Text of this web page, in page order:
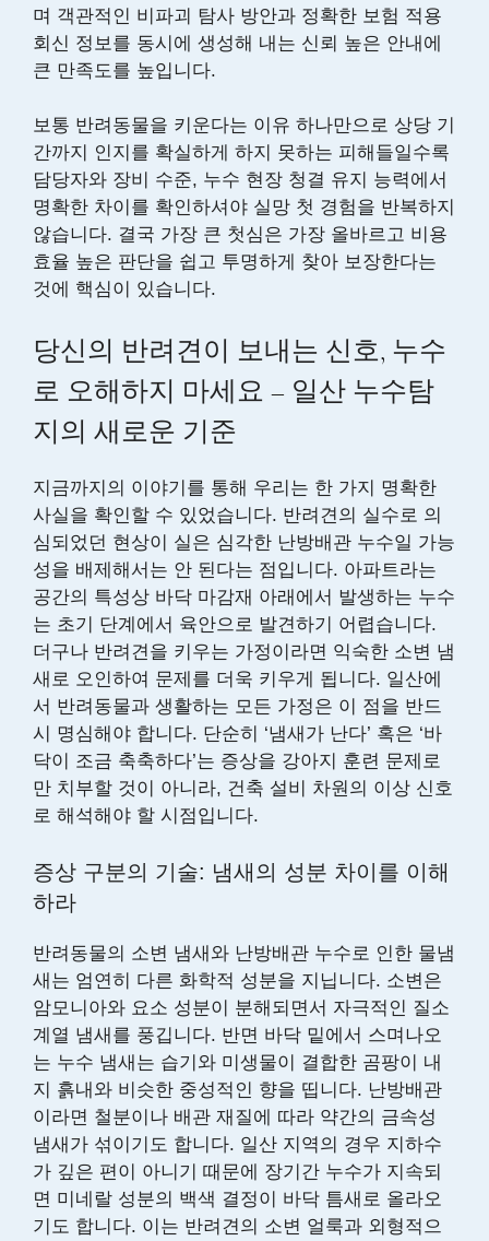
며 객관적인 비파괴 탐사 방안과 정확한 보험 적용
회신 정보를 동시에 생성해 내는 신뢰 높은 안내에
큰 만족도를 높입니다.
보통 반려동물을 키운다는 이유 하나만으로 상당 기
간까지 인지를 확실하게 하지 못하는 피해들일수록
담당자와 장비 수준, 누수 현장 청결 유지 능력에서
명확한 차이를 확인하셔야 실망 첫 경험을 반복하지
않습니다. 결국 가장 큰 첫심은 가장 올바르고 비용
효율 높은 판단을 쉽고 투명하게 찾아 보장한다는
것에 핵심이 있습니다.
당신의 반려견이 보내는 신호, 누수
로 오해하지 마세요 – 일산 누수탐
지의 새로운 기준
지금까지의 이야기를 통해 우리는 한 가지 명확한
사실을 확인할 수 있었습니다. 반려견의 실수로 의
심되었던 현상이 실은 심각한 난방배관 누수일 가능
성을 배제해서는 안 된다는 점입니다. 아파트라는
공간의 특성상 바닥 마감재 아래에서 발생하는 누수
는 초기 단계에서 육안으로 발견하기 어렵습니다.
더구나 반려견을 키우는 가정이라면 익숙한 소변 냄
새로 오인하여 문제를 더욱 키우게 됩니다. 일산에
서 반려동물과 생활하는 모든 가정은 이 점을 반드
시 명심해야 합니다. 단순히 ‘냄새가 난다’ 혹은 ‘바
닥이 조금 축축하다’는 증상을 강아지 훈련 문제로
만 치부할 것이 아니라, 건축 설비 차원의 이상 신호
로 해석해야 할 시점입니다.
증상 구분의 기술: 냄새의 성분 차이를 이해
하라
반려동물의 소변 냄새와 난방배관 누수로 인한 물냄
새는 엄연히 다른 화학적 성분을 지닙니다. 소변은
암모니아와 요소 성분이 분해되면서 자극적인 질소
계열 냄새를 풍깁니다. 반면 바닥 밑에서 스며나오
는 누수 냄새는 습기와 미생물이 결합한 곰팡이 내
지 흙내와 비슷한 중성적인 향을 띱니다. 난방배관
이라면 철분이나 배관 재질에 따라 약간의 금속성
냄새가 섞이기도 합니다. 일산 지역의 경우 지하수
가 깊은 편이 아니기 때문에 장기간 누수가 지속되
면 미네랄 성분의 백색 결정이 바닥 틈새로 올라오
기도 합니다. 이는 반려견의 소변 얼룩과 외형적으